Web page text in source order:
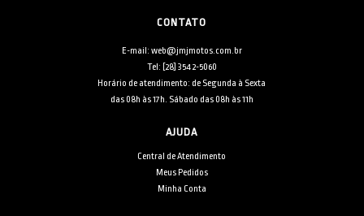
CONTATO
E-mail: web@jmjmotos.com.br
Tel: [28] 3542-5060
Horário de atendimento: de Segunda à Sexta
das 08h às 17h. Sábado das 08h às 11h
AJUDA
Central de Atendimento
Meus Pedidos
Minha Conta